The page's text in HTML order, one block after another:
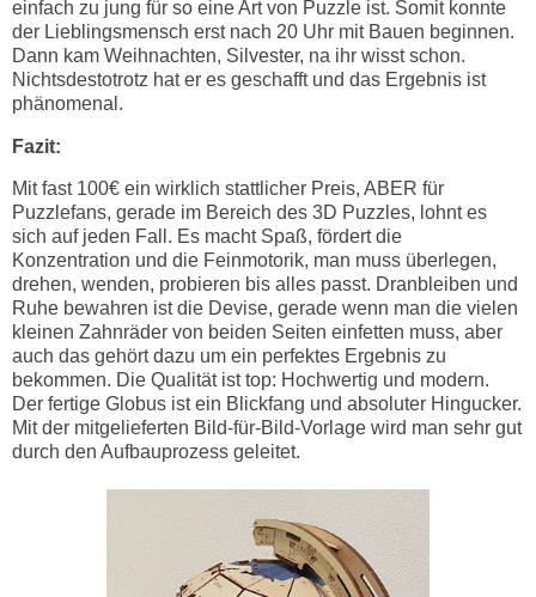
einfach zu jung für so eine Art von Puzzle ist. Somit konnte
der Lieblingsmensch erst nach 20 Uhr mit Bauen beginnen.
Dann kam Weihnachten, Silvester, na ihr wisst schon.
Nichtsdestotrotz hat er es geschafft und das Ergebnis ist
phänomenal.
Fazit:
Mit fast 100€ ein wirklich stattlicher Preis, ABER für
Puzzlefans, gerade im Bereich des 3D Puzzles, lohnt es
sich auf jeden Fall. Es macht Spaß, fördert die
Konzentration und die Feinmotorik, man muss überlegen,
drehen, wenden, probieren bis alles passt. Dranbleiben und
Ruhe bewahren ist die Devise, gerade wenn man die vielen
kleinen Zahnräder von beiden Seiten einfetten muss, aber
auch das gehört dazu um ein perfektes Ergebnis zu
bekommen. Die Qualität ist top: Hochwertig und modern.
Der fertige Globus ist ein Blickfang und absoluter Hingucker.
Mit der mitgelieferten Bild-für-Bild-Vorlage wird man sehr gut
durch den Aufbauprozess geleitet.